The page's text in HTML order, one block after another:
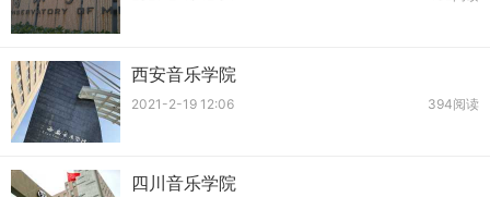
西安音乐学院
2021-2-19 12:06 394阅读
四川音乐学院